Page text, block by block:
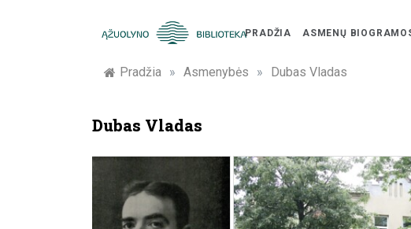
Žymūs
Kauno
žmonės:
atminimo
PRADŽIA ASMENŲ
Pradžia » Asmenybės » Dubas Vladas
Dubas Vladas